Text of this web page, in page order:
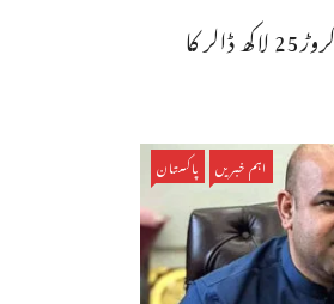
ملکی زر مبادلہ ذخائر میں 3 کروڑ25 لاکھ ڈالر کا
اہم خبریں پاکستان